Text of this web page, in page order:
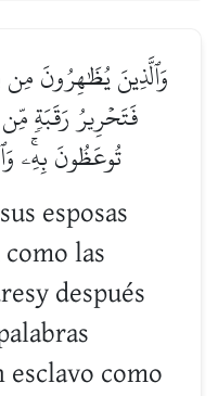
وَٱلَّذِينَ يُظَٰهِرُونَ مِن
فَتَحۡرِيرُ رَقَبَةٖ
تُوعَظُونَ بِهِۦۚ
esposas
las
después
como